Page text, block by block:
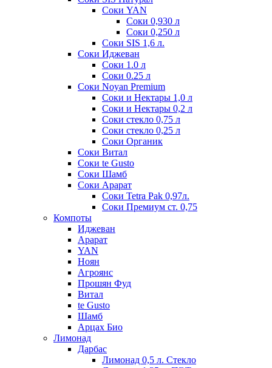
Соки YAN
Соки 0,930 л
Соки 0,250 л
Соки SIS 1,6 л.
Соки Иджеван
Соки 1.0 л
Соки 0.25 л
Соки Noyan Premium
Соки и Нектары 1,0 л
Соки и Нектары 0,2 л
Соки стекло 0,75 л
Соки стекло 0,25 л
Соки Органик
Соки Витал
Соки te Gusto
Соки Шамб
Соки Арарат
Соки Tetra Pak 0,97л.
Соки Премиум ст. 0,75
Компоты
Иджеван
Арарат
YAN
Ноян
Агроянс
Прошян Фуд
Витал
te Gusto
Шамб
Арцах Био
Лимонад
Дарбас
Лимонад 0,5 л. Стекло